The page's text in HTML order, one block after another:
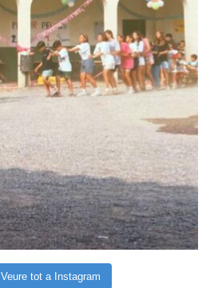
Veure tot a Instagram